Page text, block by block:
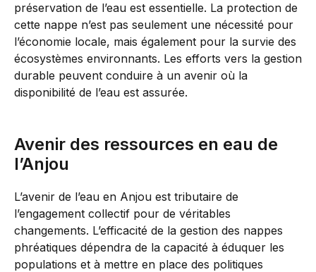
préservation de l’eau est essentielle. La protection de
cette nappe n’est pas seulement une nécessité pour
l’économie locale, mais également pour la survie des
écosystèmes environnants. Les efforts vers la gestion
durable peuvent conduire à un avenir où la
disponibilité de l’eau est assurée.
Avenir des ressources en eau de
l’Anjou
L’avenir de l’eau en Anjou est tributaire de
l’engagement collectif pour de véritables
changements. L’efficacité de la gestion des nappes
phréatiques dépendra de la capacité à éduquer les
populations et à mettre en place des politiques